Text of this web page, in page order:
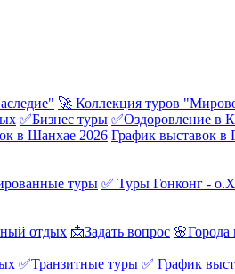
🚀 Коллекция туров
✅Бизнес туры ✅Оздоровление в
в Шанхае 2026 График выставок в
туры ✅ Туры Гонконг -
отдых 📩Задать вопрос 🌸Города
✅Транзитные туры ✅ График